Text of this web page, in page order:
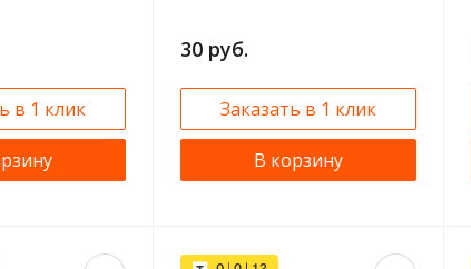
в 1 клик
30 руб.
Заказать в 1 клик
В корзину